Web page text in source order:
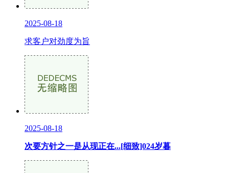
2025-08-18
求客户对劲度为旨
2025-08-18
次要方针之一是从现正在...[细致]024岁暮